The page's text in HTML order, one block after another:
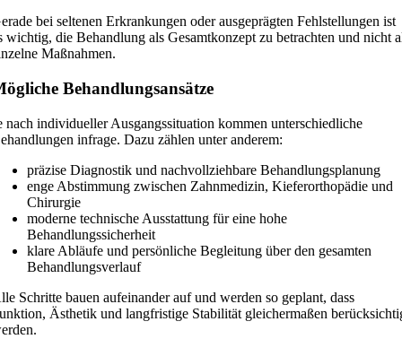
bei seltenen Erkrankungen oder ausgeprägten Fehlstellungen ist
wichtig, die Behandlung als Gesamtkonzept zu betrachten und nicht
Maßnahmen.
Behandlungsansätze
nach individueller Ausgangssituation kommen unterschiedliche
infrage. Dazu zählen unter anderem:
präzise Diagnostik und nachvollziehbare Behandlungsplanung
enge Abstimmung zwischen Zahnmedizin, Kieferorthopädie und
Chirurgie
moderne technische Ausstattung für eine hohe
Behandlungssicherheit
klare Abläufe und persönliche Begleitung über den gesamten
Behandlungsverlauf
Schritte bauen aufeinander auf und werden so geplant, dass
Ästhetik und langfristige Stabilität gleichermaßen